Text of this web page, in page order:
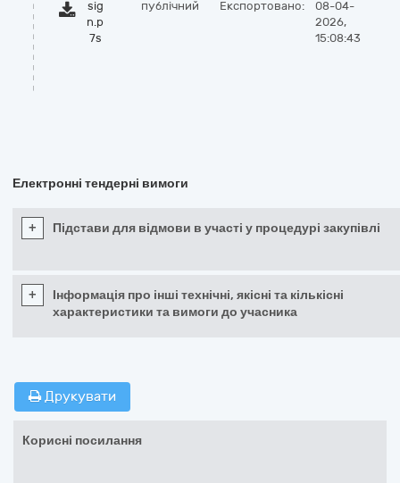
sig
n.p
7s
публічний Експортовано:
08-04-
2026,
15:08:43
Електронні тендерні вимоги
+ Підстави для відмови в участі у процедурі закупівлі
+
Інформація про інші технічні, якісні та кількісні
характеристики та вимоги до учасника
Друкувати
Корисні посилання